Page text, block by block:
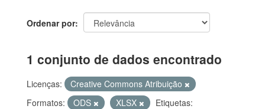
Ordenar por
1 conjunto de dados encontrado
Licenças:
Creative Commons Atribuição
Formatos:
ODS XLSX
Etiquetas: